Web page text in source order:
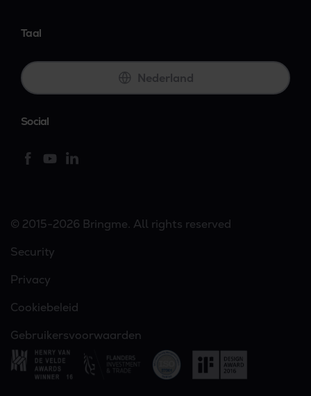
Taal
Nederland
Social
© 2015-2026 Bringme. All rights reserved
Security
Privacy
Cookiebeleid
Gebruikersvoorwaarden